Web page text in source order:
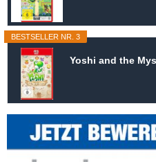
BESTSELLER NR. 3
Yoshi and the